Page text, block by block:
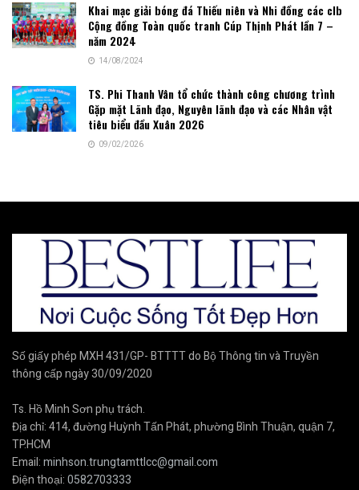
Khai mạc giải bóng đá Thiếu niên và Nhi đồng các clb
Cộng đồng Toàn quốc tranh Cúp Thịnh Phát lần 7 –
năm 2024
14/08/2024
TS. Phi Thanh Vân tổ chức thành công chương trình
Gặp mặt Lãnh đạo, Nguyên lãnh đạo và các Nhân vật
tiêu biểu đầu Xuân 2026
09/02/2026
Số giấy phép MXH 431/GP- BTTTT do Bộ Thông tin và Truyền
thông cấp ngày 30/09/2020
Ts. Hồ Minh Sơn phụ trách.
Địa chỉ: 414, đường Huỳnh Tấn Phát, phường Bình Thuận, quận 7,
TP.HCM
Email:minhson.trungtamttlcc@gmail.com
Điện thoại:0582703333